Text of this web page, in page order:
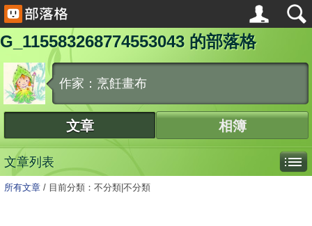
G_115583268774553043 的部落格
作家：烹飪畫布
文章 相簿
文章列表
所有文章 / 目前分類：不分類|不分類